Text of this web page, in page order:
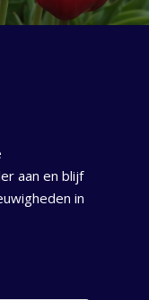
aan en blijf
in